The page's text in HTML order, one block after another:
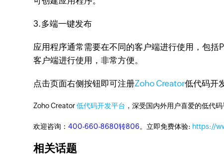
3.多端一键发布
应用程序通常需要在不同的客户端进行使用，包
客户端进行使用，非常方便。
点击页面右侧按钮即可注册Zoho Creator低代码开
Zoho Creator低代码开发平台 ，深受国内外用户喜爱的低代
欢迎咨询：400-660-8680转806。立即免费体验: https://
相关话题